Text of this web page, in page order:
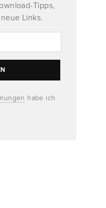
Tipps,
Links.
habe ich